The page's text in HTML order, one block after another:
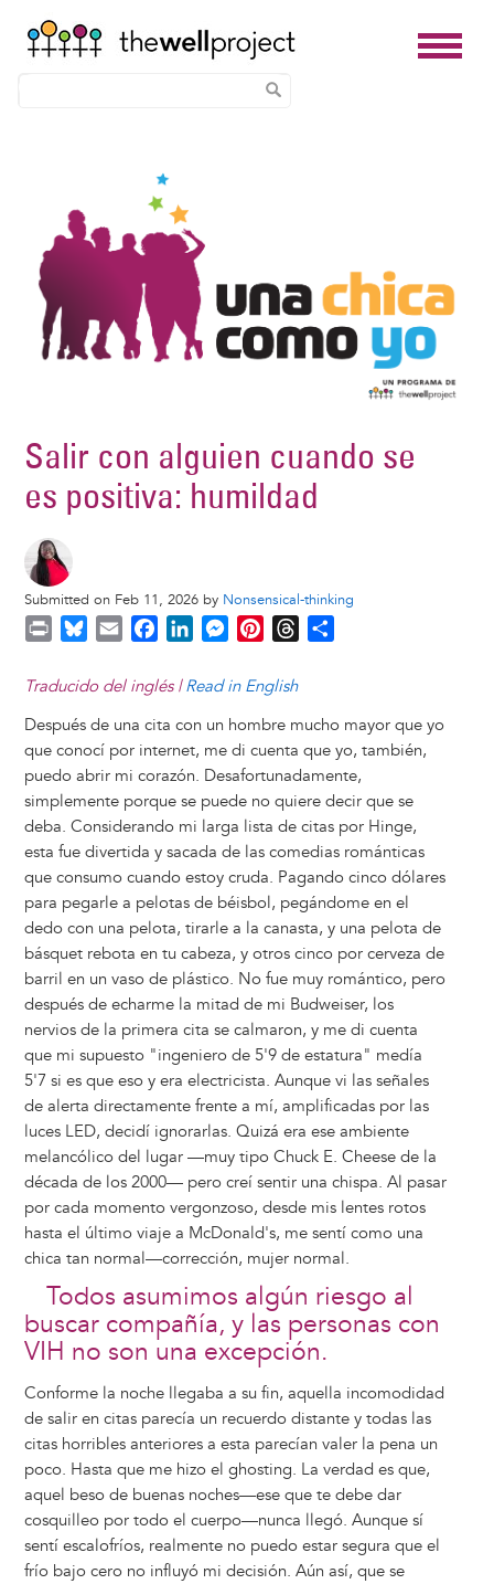
Salir con alguien cuando se
es positiva: humildad
Submitted on Feb 11, 2026 by Nonsensical-thinking
i
t
u
s
k
y
a
l
c
b
o
o
k
n
e
d
I
n
M
s
e
n
g
e
r
n
e
r
e
s
t
r
a
d
s
e
Traducido del inglés |Read in English
Después de una cita con un hombre mucho mayor que yo
que conocí por internet, me di cuenta que yo, también,
puedo abrir mi corazón. Desafortunadamente,
simplemente porque se puede no quiere decir que se
deba. Considerando mi larga lista de citas por Hinge,
esta fue divertida y sacada de las comedias románticas
que consumo cuando estoy cruda. Pagando cinco dólares
para pegarle a pelotas de béisbol, pegándome en el
dedo con una pelota, tirarle a la canasta, y una pelota de
básquet rebota en tu cabeza, y otros cinco por cerveza de
barril en un vaso de plástico. No fue muy romántico, pero
después de echarme la mitad de mi Budweiser, los
nervios de la primera cita se calmaron, y me di cuenta
que mi supuesto "ingeniero de 5'9 de estatura" medía
5'7 si es que eso y era electricista. Aunque vi las señales
de alerta directamente frente a mí, amplificadas por las
luces LED, decidí ignorarlas. Quizá era ese ambiente
melancólico del lugar —muy tipo Chuck E. Cheese de la
década de los 2000— pero creí sentir una chispa. Al pasar
por cada momento vergonzoso, desde mis lentes rotos
hasta el último viaje a McDonald's, me sentí como una
chica tan normal—corrección, mujer normal.
Todos asumimos algún riesgo al
buscar compañía, y las personas con
VIH no son una excepción.
Conforme la noche llegaba a su fin, aquella incomodidad
de salir en citas parecía un recuerdo distante y todas las
citas horribles anteriores a esta parecían valer la pena un
poco. Hasta que me hizo el ghosting. La verdad es que,
aquel beso de buenas noches—ese que te debe dar
cosquilleo por todo el cuerpo—nunca llegó. Aunque sí
sentí escalofríos, realmente no puedo estar segura que el
frío bajo cero no influyó mi decisión. Aún así, que se